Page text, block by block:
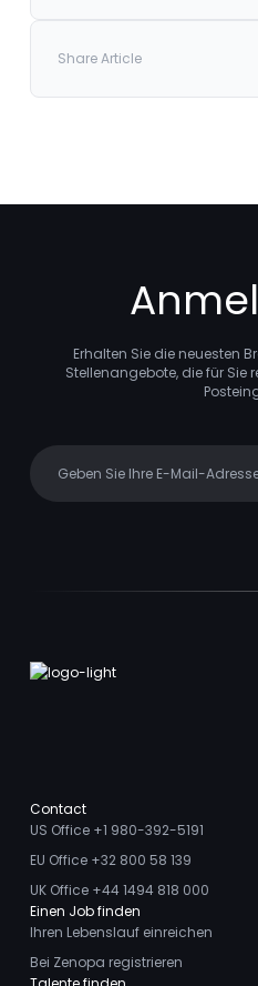
Share Article
Erhalten Sie die neuesten
Stellenangebote, die für Sie
Contact
US Office +1 980-392-5191
EU Office +32 800 58 139
UK Office +44 1494 818 000
Einen Job finden
Ihren Lebenslauf einreichen
Bei Zenopa registrieren